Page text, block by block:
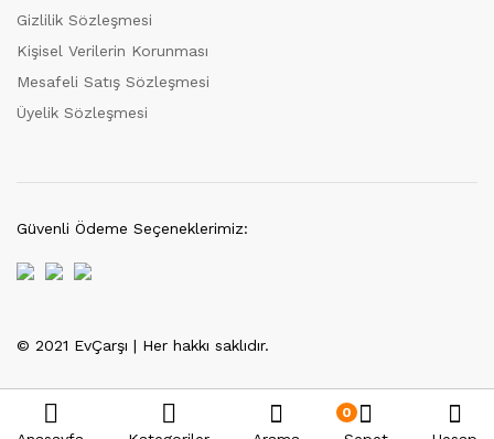
7/24 Canlı Destek
Gizlilik Sözleşmesi
Kişisel Verilerin Korunması
Mesafeli Satış Sözleşmesi
Üyelik Sözleşmesi
© 2021 EvÇarşı | Her hakkı saklıdır.
Güvenli Ödeme Seçeneklerimiz:
0